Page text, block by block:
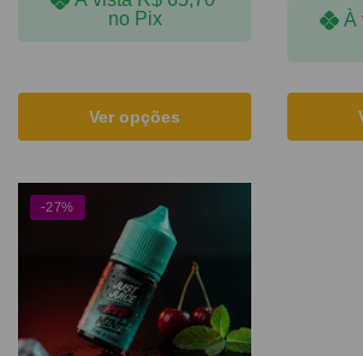
no Pix
Ver opções
À
-27%